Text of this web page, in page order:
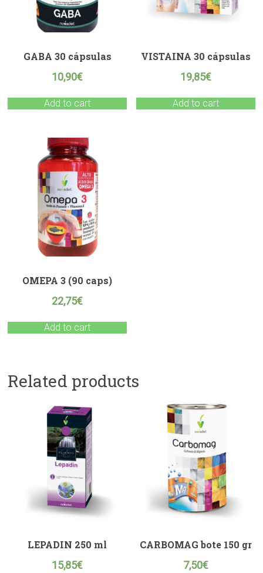
GABA 30 cápsulas
10,90€
Add to cart
VISTAINA 30 cápsulas
19,85€
Add to cart
OMEPA 3 (90 caps)
22,75€
Add to cart
Related products
LEPADIN 250 ml
15,85€
CARBOMAG bote 150 gr
7,50€